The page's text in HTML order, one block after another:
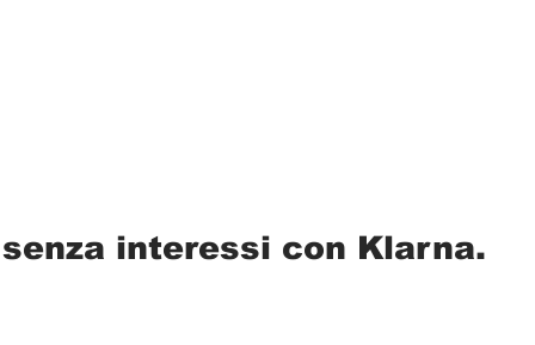
interessi con Klarna.